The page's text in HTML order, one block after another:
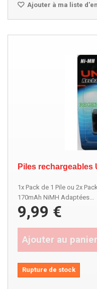
Ajouter à ma liste
Piles rechargeables
1x Pack de 1 Pile ou 2x
170mAh NiMH Adaptées...
9,99 €
Ajouter au panier
Rupture de stock